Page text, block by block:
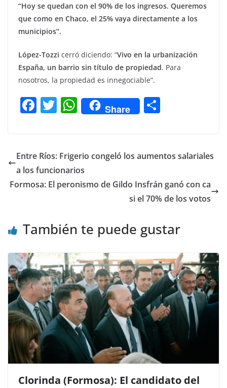
“Hoy se quedan con el 90% de los ingresos. Queremos
que como en Chaco, el 25% vaya directamente a los
municipios”.
López-Tozzi cerró diciendo: “Vivo en la urbanización
España, un barrio sin título de propiedad. Para
nosotros, la propiedad es innegociable”.
F
e
b
o
T
er
W
h
s
A
p
Share
p
tir
Entre Ríos: Frigerio congeló los aumentos salariales
a los funcionarios
Formosa: El peronismo de Gildo Insfrán ganó con ca
si el 70% de los votos
También te puede gustar
Clorinda (Formosa): El candidato del